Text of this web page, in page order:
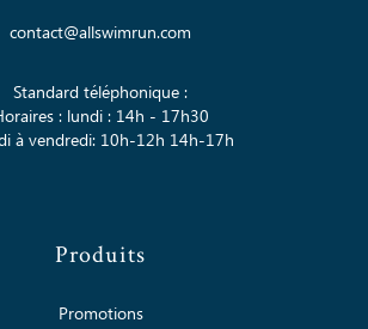
contact@allswimrun.com
Standard téléphonique :
: lundi : 14h - 17h30
à vendredi: 10h-12h 14h-17h
Produits
Promotions